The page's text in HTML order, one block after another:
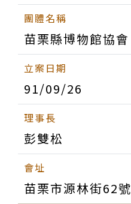
苗栗縣博物館協會
91/09/26
彭雙松
苗栗市源林街62號